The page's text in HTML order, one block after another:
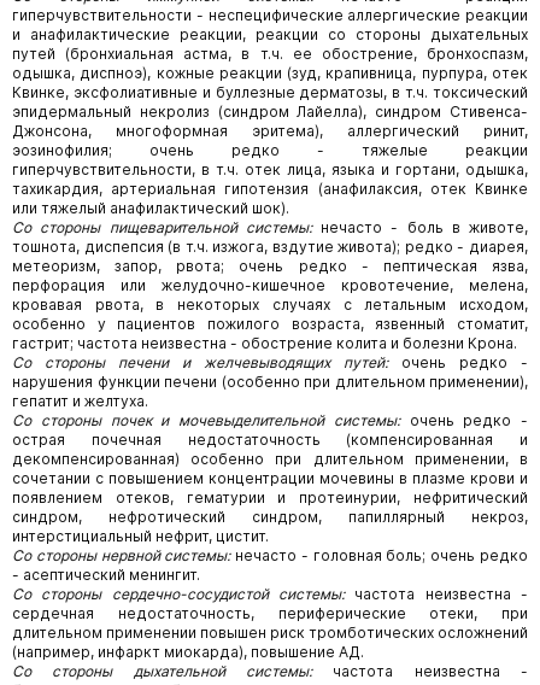
гиперчувствительности - неспецифические аллергические реакции
и анафилактические реакции, реакции со стороны дыхательных
путей (бронхиальная астма, в т.ч. ее обострение, бронхоспазм,
одышка, диспноэ), кожные реакции (зуд, крапивница, пурпура, отек
Квинке, эксфолиативные и буллезные дерматозы, в т.ч. токсический
эпидермальный некролиз (синдром Лайелла), синдром Стивенса-
Джонсона, многоформная эритема), аллергический ринит,
эозинофилия; очень редко - тяжелые реакции
гиперчувствительности, в т.ч. отек лица, языка и гортани, одышка,
тахикардия, артериальная гипотензия (анафилаксия, отек Квинке
или тяжелый анафилактический шок).
Со стороны пищеварительной системы: нечасто - боль в животе,
тошнота, диспепсия (в т.ч. изжога, вздутие живота); редко - диарея,
метеоризм, запор, рвота; очень редко - пептическая язва,
перфорация или желудочно-кишечное кровотечение, мелена,
кровавая рвота, в некоторых случаях с летальным исходом,
особенно у пациентов пожилого возраста, язвенный стоматит,
гастрит; частота неизвестна - обострение колита и болезни Крона.
Со стороны печени и желчевыводящих путей:очень редко -
нарушения функции печени (особенно при длительном применении),
гепатит и желтуха.
Со стороны почек и мочевыделительной системы: очень редко -
острая почечная недостаточность (компенсированная и
декомпенсированная) особенно при длительном применении, в
сочетании с повышением концентрации мочевины в плазме крови и
появлением отеков, гематурии и протеинурии, нефритический
синдром, нефротический синдром, папиллярный некроз,
интерстициальный нефрит, цистит.
Со стороны нервной системы: нечасто - головная боль; очень редко
- асептический менингит.
Со стороны сердечно-сосудистой системы: частота неизвестна -
сердечная недостаточность, периферические отеки, при
длительном применении повышен риск тромботических осложнений
(например, инфаркт миокарда), повышение АД.
Со стороны дыхательной системы: частота неизвестна -